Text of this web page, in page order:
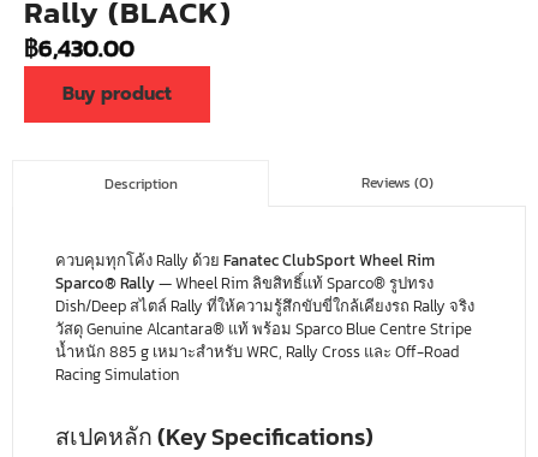
Rally (BLACK)
฿6,430.00
Buy product
Description Reviews (0)
ควบคุมทุกโค้ง Rally ด้วย Fanatec ClubSport Wheel Rim
Sparco® Rally— Wheel Rim ลิขสิทธิ์แท้ Sparco® รูปทรง
Dish/Deep สไตล์ Rally ที่ให้ความรู้สึกขับขี่ใกล้เคียงรถ Rally จริง
วัสดุ Genuine Alcantara® แท้ พร้อม Sparco Blue Centre Stripe
น้ำหนัก 885 g เหมาะสำหรับ WRC, Rally Cross และ Off-Road
Racing Simulation
สเปคหลัก (Key Specifications)